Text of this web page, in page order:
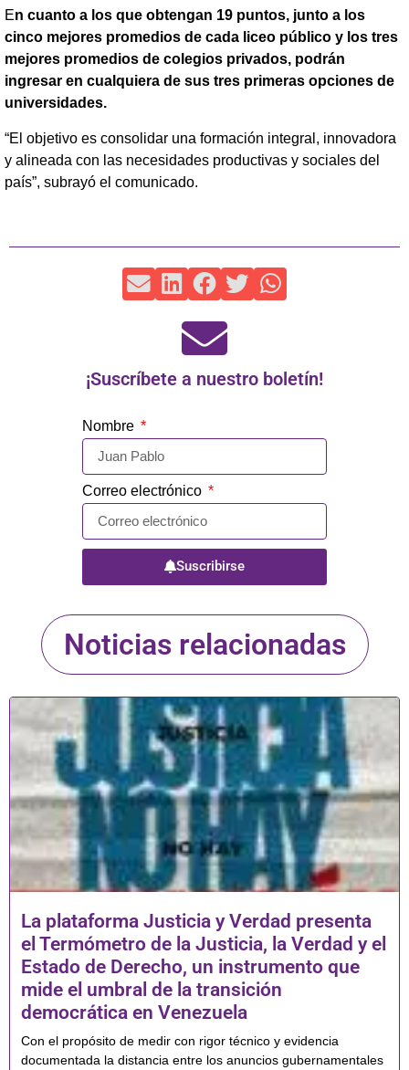
En cuanto a los que obtengan 19 puntos, junto a los
cinco mejores promedios de cada liceo público y los tres
mejores promedios de colegios privados, podrán
ingresar en cualquiera de sus tres primeras opciones de
universidades.
“El objetivo es consolidar una formación integral, innovadora
y alineada con las necesidades productivas y sociales del
país”, subrayó el comunicado.
¡Suscríbete a nuestro boletín!
Nombre
Correo electrónico
Suscribirse
Noticias relacionadas
La plataforma Justicia y Verdad presenta
el Termómetro de la Justicia, la Verdad y el
Estado de Derecho, un instrumento que
mide el umbral de la transición
democrática en Venezuela
Con el propósito de medir con rigor técnico y evidencia
documentada la distancia entre los anuncios gubernamentales